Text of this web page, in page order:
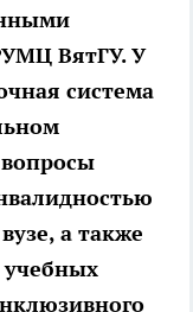
ВятГУ. У
система
а также
учебных